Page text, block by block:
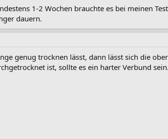
1-2 Wochen brauchte es bei meinen
dauern.
genug trocknen lässt, dann lässt sich die
ist, sollte es ein harter Verbund sein.